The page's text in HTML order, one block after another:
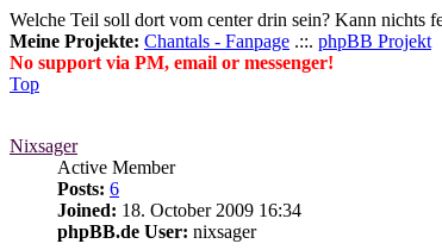
Welche Teil soll dort vom center drin sein? Kann nichts
Meine Projekte: Chantals - Fanpage .::. phpBB Projekt
No support via PM, email or messenger!
Top
Nixsager
Active Member
Posts: 6
Joined: 18. October 2009 16:34
phpBB.de User: nixsager